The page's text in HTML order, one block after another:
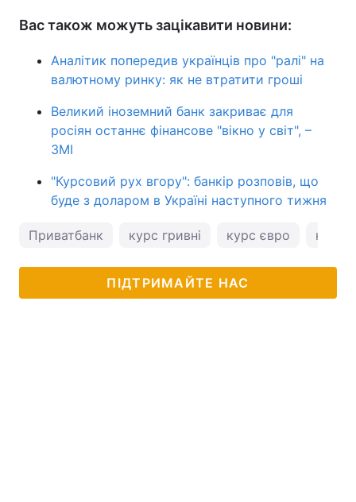
Вас також можуть зацікавити новини:
Аналітик попередив українців про "ралі" на
валютному ринку: як не втратити гроші
Великий іноземний банк закриває для
росіян останнє фінансове "вікно у світ", –
ЗМІ
"Курсовий рух вгору": банкір розповів, що
буде з доларом в Україні наступного тижня
Приватбанк курс гривні курс євро курс
ПІДТРИМАЙТЕ НАС